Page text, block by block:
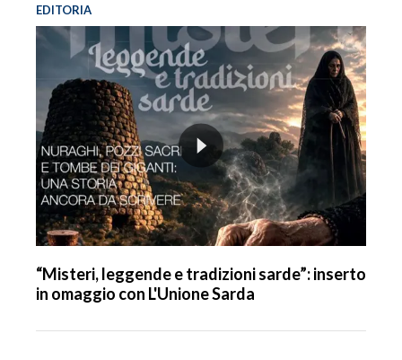
EDITORIA
“Misteri, leggende e tradizioni sarde”: inserto
in omaggio con L'Unione Sarda